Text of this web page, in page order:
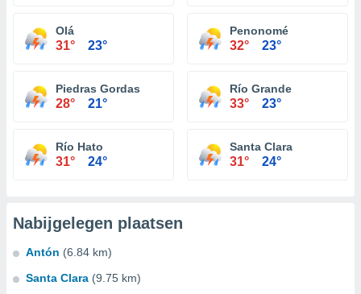
Olá
31° 23°
Penonomé
32° 23°
Piedras Gordas
28° 21°
Río Grande
33° 23°
Río Hato
31° 24°
Santa Clara
31° 24°
Nabijgelegen plaatsen
Antón (6.84 km)
Santa Clara (9.75 km)